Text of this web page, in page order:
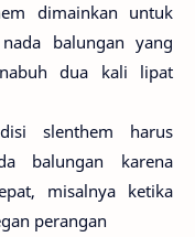
dimainkan untuk
balungan yang
dua kali lipat
slenthem harus
balungan karena
misalnya ketika
perangan